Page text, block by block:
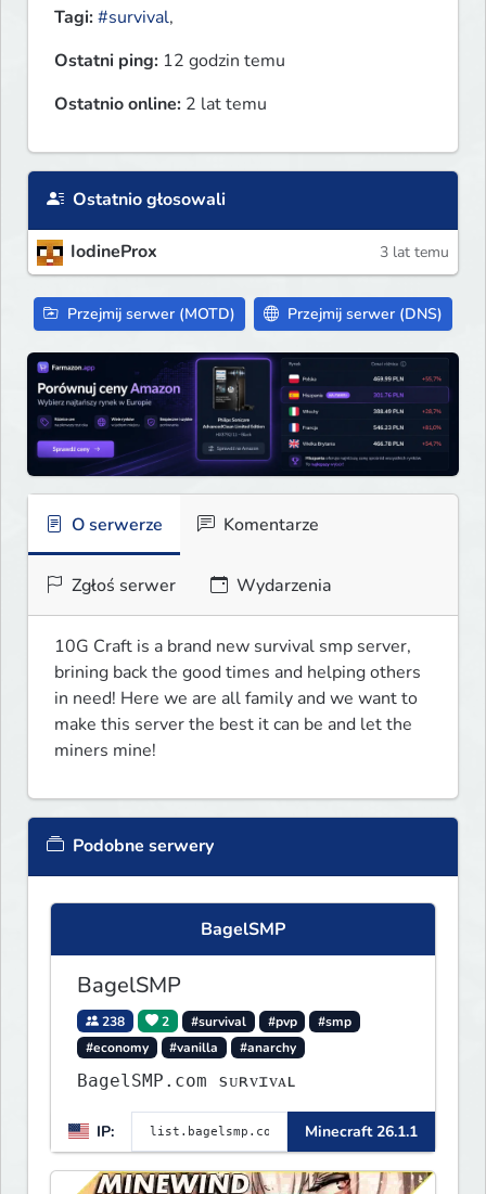
Tagi:#survival,
Ostatni ping: 12 godzin temu
Ostatnio online: 2 lat temu
Ostatnio głosowali
IodineProx 3 lat temu
Przejmij serwer (MOTD) Przejmij serwer (DNS)
O serwerze Komentarze
Zgłoś serwer Wydarzenia
10G Craft is a brand new survival smp server,
brining back the good times and helping others
in need! Here we are all family and we want to
make this server the best it can be and let the
miners mine!
Podobne serwery
BagelSMP
BagelSMP
238 2 #survival #pvp
#smp
#economy
#vanilla #anarchy
BagelSMP.com ѕᴜʀᴠɪᴠᴀʟ
IP: Minecraft 26.1.1